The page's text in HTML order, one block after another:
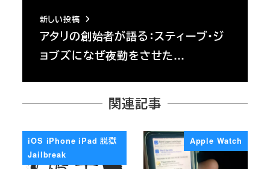
新しい投稿
アタリの創始者が語る：スティーブ・ジ
ョブズになぜ夜勤をさせた…
関連記事
iOS iPhone iPad 脱獄
Jailbreak
Apple Watch